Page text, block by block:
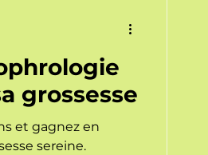
grossesse
et gagnez en
sereine.